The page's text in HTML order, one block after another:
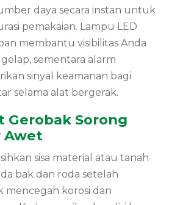
daya secara instan untuk
pemakaian. Lampu LED
membantu visibilitas Anda
sementara alarm
sinyal keamanan bagi
selama alat bergerak.
Gerobak Sorong
Awet
sisa material atau tanah
bak dan roda setelah
korosi dan